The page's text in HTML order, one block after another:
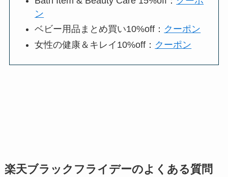
ン
ベビー用品まとめ買い10%off： クーポン
女性の健康＆キレイ10%off： クーポン
楽天ブラックフライデーのよくある質問